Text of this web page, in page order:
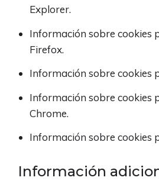
Explorer.
Información sobre cookies
Firefox.
Información sobre cookies
Información sobre cookies
Chrome.
Información sobre cookies
Información